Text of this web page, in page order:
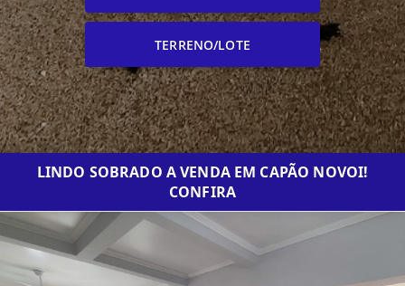
TERRENO/LOTE
LINDO SOBRADO A VENDA EM CAPÃO NOVOI!
CONFIRA